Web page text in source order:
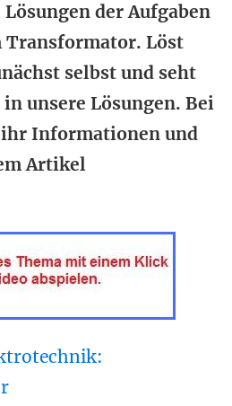
der Aufgaben
Transformator. Löst
selbst und seht
unsere Lösungen. Bei
Informationen und
Artikel